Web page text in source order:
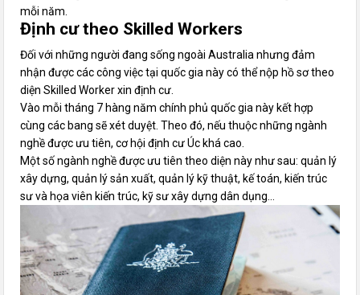
mỗi năm.
Định cư theo Skilled Workers
Đối với những người đang sống ngoài Australia nhưng đảm
nhận được các công việc tại quốc gia này có thể nộp hồ sơ theo
diện Skilled Worker xin định cư.
Vào mỗi tháng 7 hàng năm chính phủ quốc gia này kết hợp
cùng các bang sẽ xét duyệt. Theo đó, nếu thuộc những ngành
nghề được ưu tiên, cơ hội định cư Úc khá cao.
Một số ngành nghề được ưu tiên theo diện này như sau: quản lý
xây dựng, quản lý sản xuất, quản lý kỹ thuật, kế toán, kiến trúc
sư và họa viên kiến trúc, kỹ sư xây dựng dân dụng…